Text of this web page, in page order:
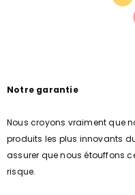
Notre garantie
Nous croyons vraiment que
produits les plus innovants
assurer que nous étouffons
risque.